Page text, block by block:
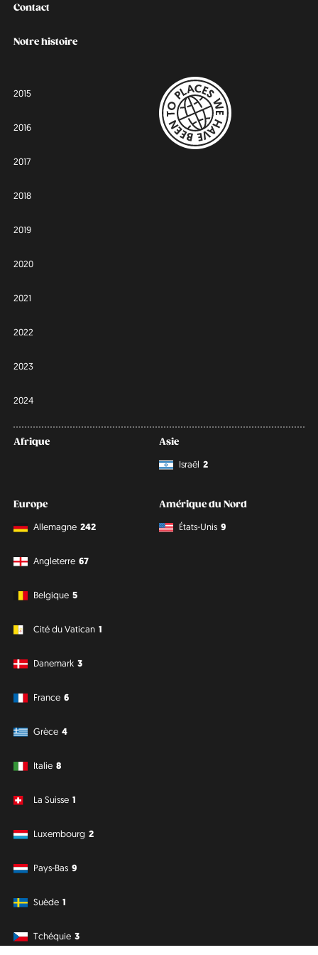
Contact
Notre histoire
2015
2016
2017
2018
2019
2020
2021
2022
2023
2024
Afrique
Asie
Israël 2
Europe
Allemagne 242
Angleterre 67
Belgique 5
Cité du Vatican 1
Danemark 3
France 6
Grèce 4
Italie 8
La Suisse 1
Luxembourg 2
Pays-Bas 9
Suède 1
Tchéquie 3
Amérique du Nord
États-Unis 9